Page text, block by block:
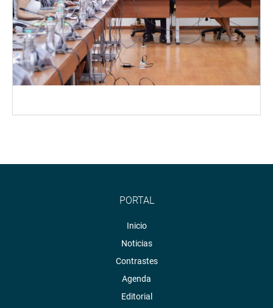
PORTAL
Inicio
Noticias
Contrastes
Agenda
Editorial